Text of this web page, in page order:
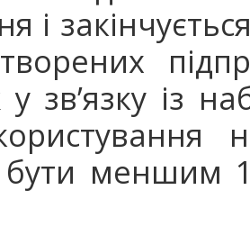
і
зв’язку із
меншим